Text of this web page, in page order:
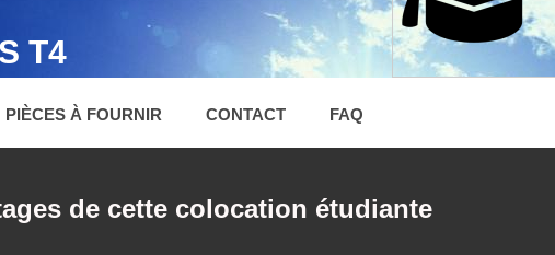
T4
PIÈCES À FOURNIR CONTACT FAQ
de cette colocation étudiante